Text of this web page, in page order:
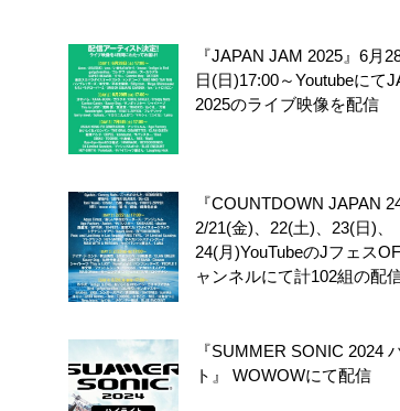
『JAPAN JAM 2025』6月
日(日)17:00～Youtubeにて
2025のライブ映像を配信
『COUNTDOWN JAPAN
2/21(金)、22(土)、23(日)、
24(月)YouTubeのJフェス
ャンネルにて計102組の配
『SUMMER SONIC 2024
ト』 WOWOWにて配信